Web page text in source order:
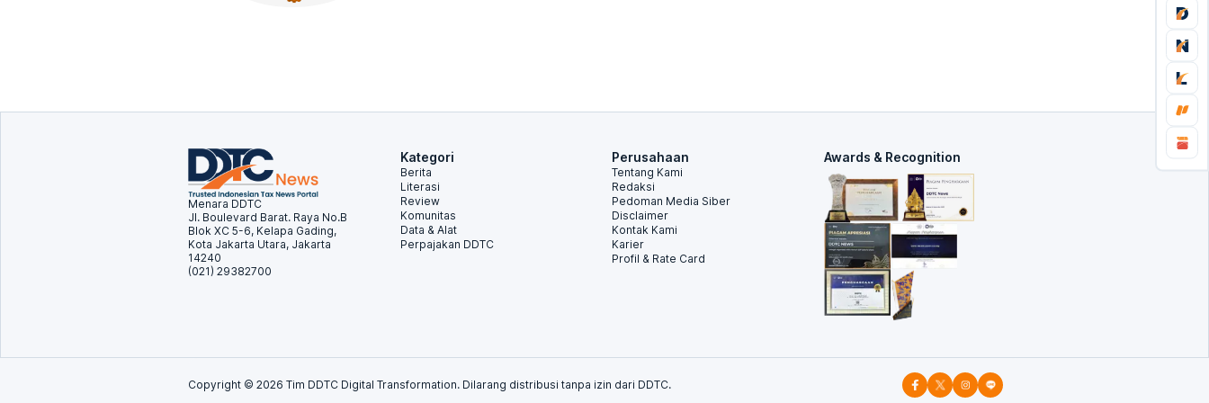
Menara DDTC
Jl. Boulevard Barat. Raya No.B
Blok XC 5-6, Kelapa Gading,
Kota Jakarta Utara, Jakarta
14240
(021) 29382700
Kategori
Berita
Literasi
Review
Komunitas
Data & Alat
Perpajakan DDTC
Perusahaan
Tentang Kami
Redaksi
Pedoman Media Siber
Disclaimer
Kontak Kami
Karier
Profil & Rate Card
Awards & Recognition
Copyright © 2026 Tim DDTC Digital Transformation. Dilarang distribusi tanpa izin dari DDTC.